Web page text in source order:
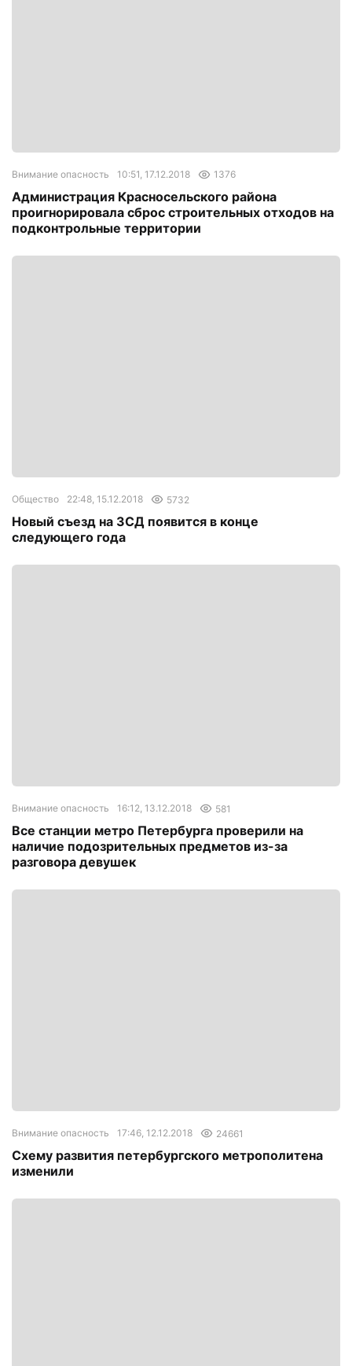
Внимание опасность 10:51, 17.12.2018 1376
Администрация Красносельского района
проигнорировала сброс строительных отходов на
подконтрольные территории
Общество 22:48, 15.12.2018 5732
Новый съезд на ЗСД появится в конце
следующего года
Внимание опасность 16:12, 13.12.2018 581
Все станции метро Петербурга проверили на
наличие подозрительных предметов из-за
разговора девушек
Внимание опасность 17:46, 12.12.2018 24661
Схему развития петербургского метрополитена
изменили